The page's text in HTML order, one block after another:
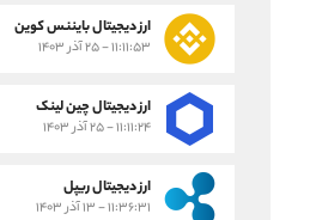
ارز دیجیتال بایننس کوین
۱۱:۱۱:۵۳ - ۲۵ آذر ۱۴۰۳
ارز دیجیتال چین لینک
۱۱:۱۱:۲۴ - ۲۵ آذر ۱۴۰۳
ارز دیجیتال ریپل
۱۱:۳۶:۳۱ - ۱۳ آذر ۱۴۰۳